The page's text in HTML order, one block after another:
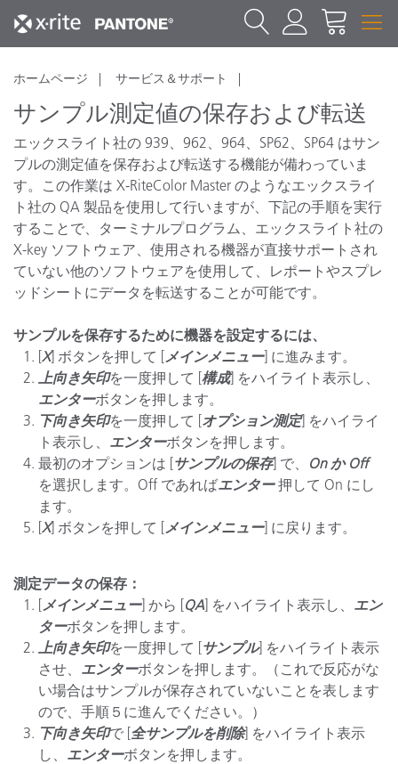
ホームページ サービス＆サポート
サンプル測定値の保存および転送
エックスライト社の 939、962、964、SP62、SP64 はサン
プルの測定値を保存および転送する機能が備わっていま
す。この作業は X-RiteColor Master のようなエックスライ
ト社の QA 製品を使用して行いますが、下記の手順を実行
することで、ターミナルプログラム、エックスライト社の
X-key ソフトウェア、使用される機器が直接サポートされ
ていない他のソフトウェアを使用して、レポートやスプレ
ッドシートにデータを転送することが可能です。
サンプルを保存するために機器を設定するには、
[X] ボタンを押して [メインメニュー] に進みます。
上向き矢印を一度押して [構成] をハイライト表示し、
エンターボタンを押します。
下向き矢印を一度押して [オプション測定] をハイライ
ト表示し、 エンターボタンを押します。
最初のオプションは [サンプルの保存] で、 On か Off
を選択します。Off であればエンター押して On にし
ます。
[X] ボタンを押して [メインメニュー] に戻ります。
測定データの保存：
[メインメニュー] から [QA] をハイライト表示し、 エン
ターボタンを押します。
上向き矢印を一度押して [サンプル] をハイライト表示
させ、 エンターボタンを押します。（これで反応がな
い場合はサンプルが保存されていないことを表します
ので、手順５に進んでください。）
下向き矢印で [全サンプルを削除] をハイライト表示
し、 エンターボタンを押します。